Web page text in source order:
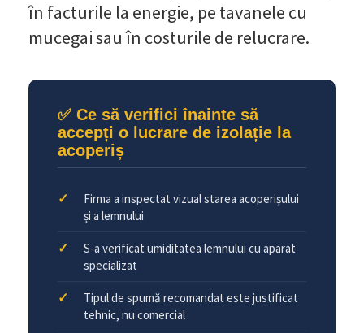
în facturile la energie, pe tavanele cu
mucegai sau în costurile de relucrare.
✅ Ce să verifici înainte să
accepți o lucrare de izolație la
acoperiș
Firma a inspectat vizual starea acoperișului
și a lemnului
S-a verificat umiditatea lemnului cu aparat
specializat
Tipul de spumă recomandat este justificat
tehnic, nu comercial